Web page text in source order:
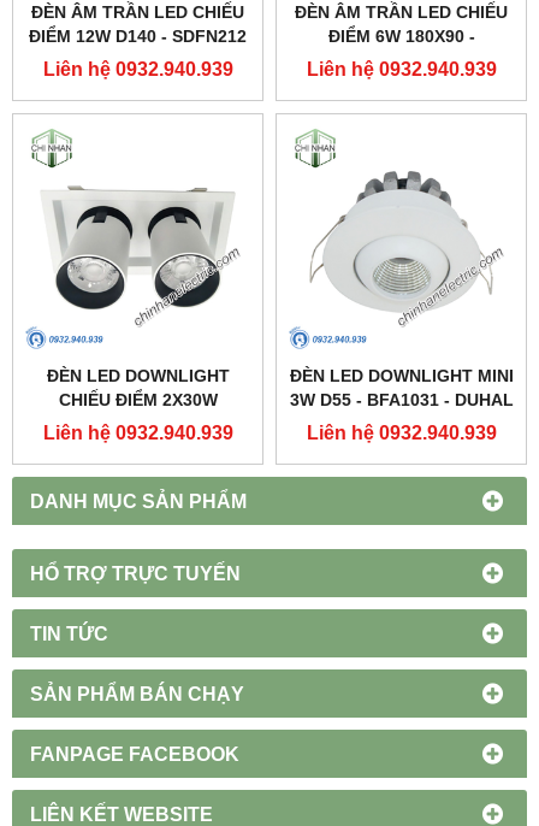
DANH MỤC SẢN PHẨM
HỔ TRỢ TRỰC TUYẾN
TIN TỨC
SẢN PHẨM BÁN CHẠY
FANPAGE FACEBOOK
LIÊN KẾT WEBSITE
ĐÈN ÂM TRẦN LED CHIẾU
ĐIỂM 12W D140 - SDFN212
- DUHAL
Liên hệ 0932.940.939
ĐÈN ÂM TRẦN LED CHIẾU
ĐIỂM 6W 180X90 -
SDFC202 - DUHAL
Liên hệ 0932.940.939
ĐÈN LED DOWNLIGHT
CHIẾU ĐIỂM 2X30W
250X137 - DFC2302 -
Liên hệ 0932.940.939
ĐÈN LED DOWNLIGHT MINI
3W D55 - BFA1031 - DUHAL
Liên hệ 0932.940.939